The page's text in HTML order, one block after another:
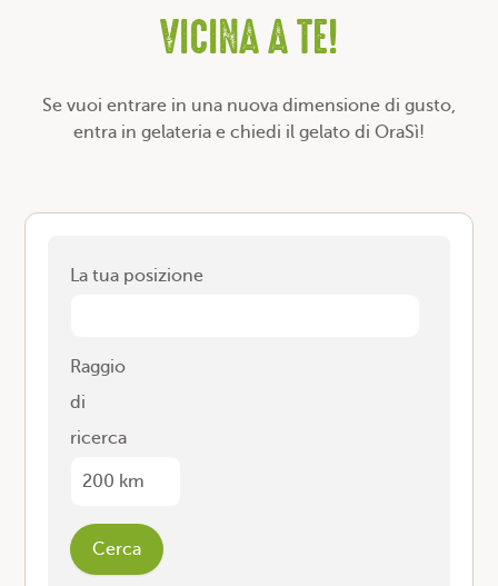
VICINA A TE!
Se vuoi entrare in una nuova dimensione di gusto,
entra in gelateria e chiedi il gelato di OraSì!
La tua posizione
Raggio
di
ricerca